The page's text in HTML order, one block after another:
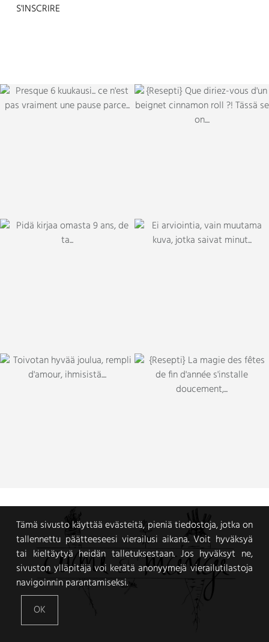
Tämä sivusto käyttää evästeitä, pieniä tiedostoja, jotka on
tallennettu päätteeseesi vierailusi aikana. Voit hyväksyä
tai kieltäytyä heidän talletuksestaan. Jos hyväksyt ne,
sivuston ylläpitäjä voi kerätä anonyymejä vierailutilastoja
navigoinnin parantamiseksi.
OK